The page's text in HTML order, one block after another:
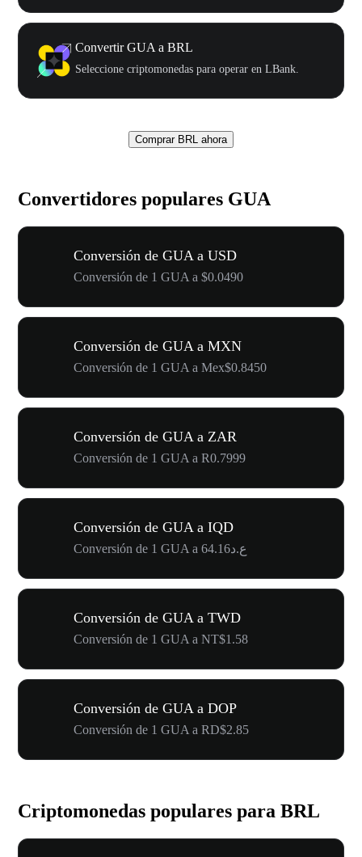
Convertir GUA a BRL
Seleccione criptomonedas para operar en LBank.
Comprar BRL ahora
Convertidores populares GUA
Conversión de GUA a USD
Conversión de 1 GUA a $0.0490
Conversión de GUA a MXN
Conversión de 1 GUA a Mex$0.8450
Conversión de GUA a ZAR
Conversión de 1 GUA a R0.7999
Conversión de GUA a IQD
Conversión de 1 GUA a ع.د64.16
Conversión de GUA a TWD
Conversión de 1 GUA a NT$1.58
Conversión de GUA a DOP
Conversión de 1 GUA a RD$2.85
Criptomonedas populares para BRL